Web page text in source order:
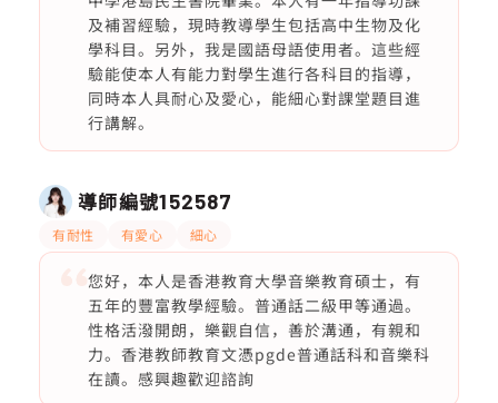
及補習經驗，現時教導學生包括高中生物及化
學科目。另外，我是國語母語使用者。這些經
驗能使本人有能力對學生進行各科目的指導，
同時本人具耐心及愛心，能細心對課堂題目進
行講解。
導師編號152587
有耐性 有愛心 細心
您好，本人是香港教育大學音樂教育碩士，有
五年的豐富教學經驗。普通話二級甲等通過。
性格活潑開朗，樂觀自信，善於溝通，有親和
力。香港教師教育文憑pgde普通話科和音樂科
在讀。感興趣歡迎諮詢